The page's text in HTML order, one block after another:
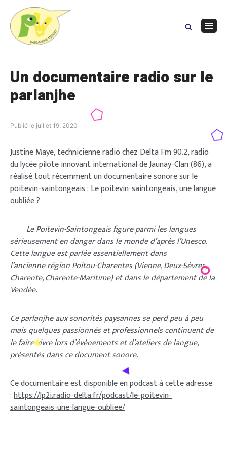
content
Un documentaire radio sur le
parlanjhe
Publié le juillet 19, 2020
Justine Maye, technicienne radio chez Delta Fm 90.2, radio
du lycée pilote innovant international de Jaunay-Clan (86), a
réalisé tout récemment un documentaire sonore sur le
poitevin-saintongeais : Le poitevin-saintongeais, une langue
oubliée ?
Le Poitevin-Saintongeais figure parmi les langues
sérieusement en danger dans le monde d’après l’Unesco.
Cette langue est parlée essentiellement dans
l’ancienne région Poitou-Charentes (Vienne, Deux-Sèvres,
Charente, Charente-Maritime) et dans le département de la
Vendée.
Ce parlanjhe aux sonorités paysannes se perd peu à peu
mais quelques passionnés et professionnels continuent de
le faire vivre lors d’évènements et d’ateliers de langue,
présentés dans ce document sonore.
Ce documentaire est disponible en podcast à cette adresse
:https://lp2i.radio-delta.fr/podcast/le-poitevin-
saintongeais-une-langue-oubliee/